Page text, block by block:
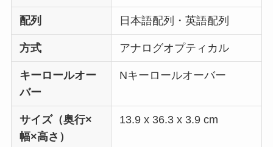
配列 日本語配列・英語配列
方式 アナログオプティカル
キーロールオー
バー
Nキーロールオーバー
サイズ（奥行×
幅×高さ）
13.9 x 36.3 x 3.9 cm